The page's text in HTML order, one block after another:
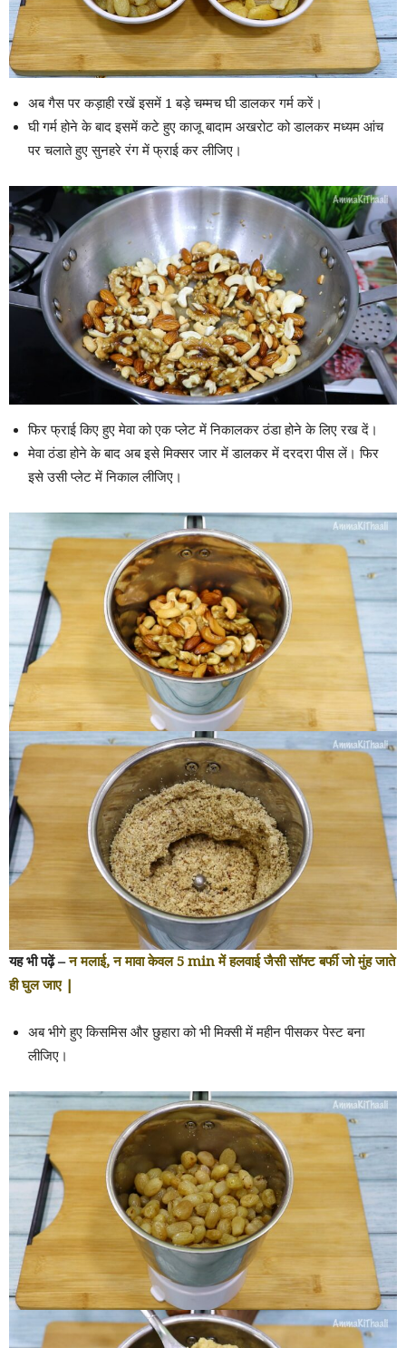
अब गैस पर कड़ाही रखें इसमें 1 बड़े चम्मच घी डालकर गर्म करें।
घी गर्म होने के बाद इसमें कटे हुए काजू बादाम अखरोट को डालकर मध्यम आंच
पर चलाते हुए सुनहरे रंग में फ्राई कर लीजिए।
फिर फ्राई किए हुए मेवा को एक प्लेट में निकालकर ठंडा होने के लिए रख दें।
मेवा ठंडा होने के बाद अब इसे मिक्सर जार में डालकर में दरदरा पीस लें। फिर
इसे उसी प्लेट में निकाल लीजिए।
यह भी पढ़ें – न मलाई, न मावा केवल 5 min में हलवाई जैसी सॉफ्ट बर्फी जो मुंह जाते
ही घुल जाए |
अब भीगे हुए किसमिस और छुहारा को भी मिक्सी में महीन पीसकर पेस्ट बना
लीजिए।